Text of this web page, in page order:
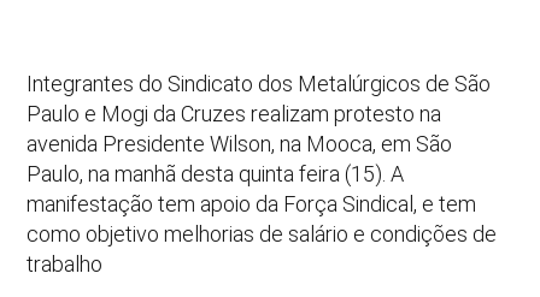
Integrantes do Sindicato dos Metalúrgicos de São
Paulo e Mogi da Cruzes realizam protesto na
avenida Presidente Wilson, na Mooca, em São
Paulo, na manhã desta quinta feira (15). A
manifestação tem apoio da Força Sindical, e tem
como objetivo melhorias de salário e condições de
trabalho